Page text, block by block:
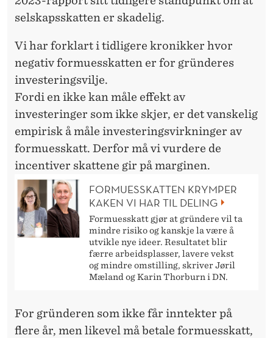
selskapsskatten er skadelig.
Vi har forklart i tidligere kronikker hvor
negativ formuesskatten er for gründeres
investeringsvilje.
Fordi en ikke kan måle effekt av
investeringer som ikke skjer, er det vanskelig
empirisk å måle investeringsvirkninger av
formuesskatt. Derfor må vi vurdere de
incentiver skattene gir på marginen.
FORMUESSKATTEN KRYMPER
KAKEN VI HAR TIL DELING
Formuesskatt gjør at gründere vil ta
mindre risiko og kanskje la være å
utvikle nye ideer. Resultatet blir
færre arbeidsplasser, lavere vekst
og mindre omstilling, skriver Jøril
Mæland og Karin Thorburn i DN.
For gründeren som ikke får inntekter på
flere år, men likevel må betale formuesskatt,